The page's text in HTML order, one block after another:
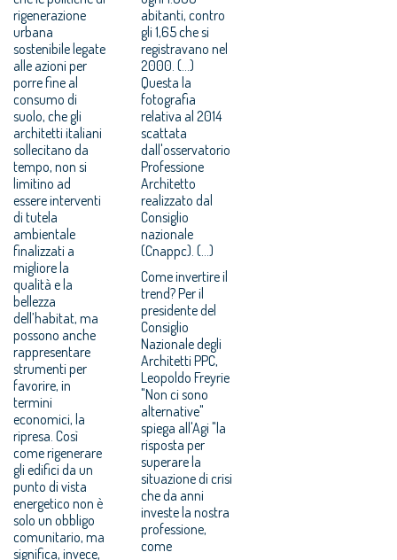
rigenerazione
urbana
sostenibile legate
alle azioni per
porre fine al
consumo di
suolo, che gli
architetti italiani
sollecitano da
tempo, non si
limitino ad
essere interventi
di tutela
ambientale
finalizzati a
migliore la
qualità e la
bellezza
dell’habitat, ma
possono anche
rappresentare
strumenti per
favorire, in
termini
economici, la
ripresa. Così
come rigenerare
gli edifici da un
punto di vista
energetico non è
solo un obbligo
comunitario, ma
significa, invece,
abitanti, contro
gli 1,65 che si
registravano nel
2000. (...)
Questa la
fotografia
relativa al 2014
scattata
dall'osservatorio
Professione
Architetto
realizzato dal
Consiglio
nazionale
(Cnappc). (...)
Come invertire il
trend? Per il
presidente del
Consiglio
Nazionale degli
Architetti PPC,
Leopoldo Freyrie
"Non ci sono
alternative"
spiega all'Agi "la
risposta per
superare la
situazione di crisi
che da anni
investe la nostra
professione,
come